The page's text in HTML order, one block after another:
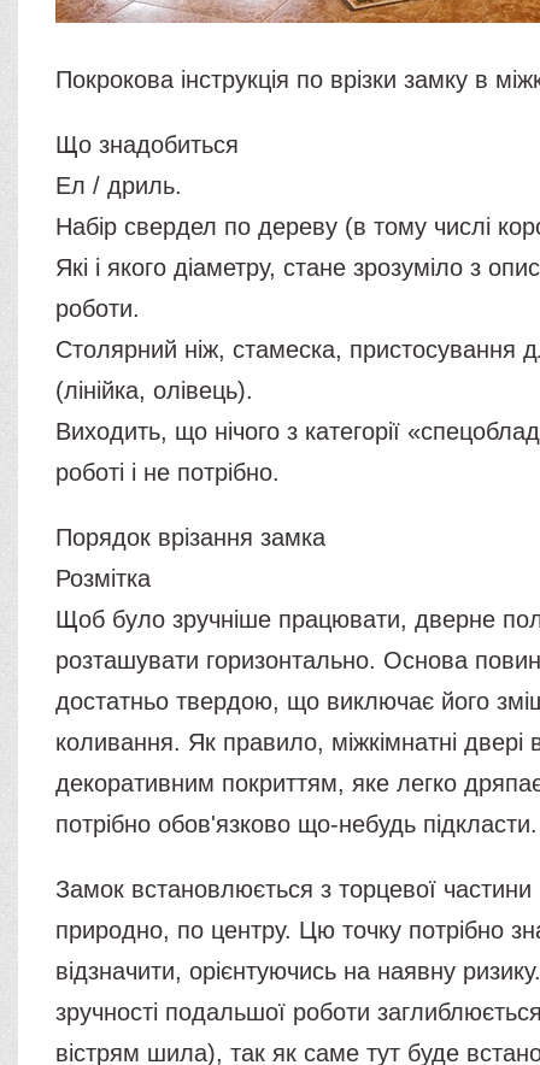
Покрокова інструкція по врізки замку в
Що знадобиться
Ел / дриль.
Набір свердел по дереву (в тому числі
Які і якого діаметру, стане зрозуміло з
роботи.
Столярний ніж, стамеска, пристосування
(лінійка, олівець).
Виходить, що нічого з категорії
роботі і не потрібно.
Порядок врізання замка
Розмітка
Щоб було зручніше працювати, дверне
розташувати горизонтально. Основа
достатньо твердою, що виключає його
коливання. Як правило, міжкімнатні двері
декоративним покриттям, яке легко
потрібно обов'язково що-небудь підкласти.
Замок встановлюється з торцевої частини
природно, по центру. Цю точку потрібно
відзначити, орієнтуючись на наявну
зручності подальшої роботи
вістрям шила), так як саме тут буде